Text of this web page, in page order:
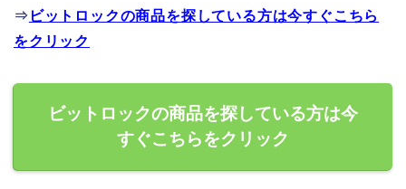
⇒ ビットロックの商品を探している方は今すぐこちら
をクリック
ビットロックの商品を探している方は今
すぐこちらをクリック